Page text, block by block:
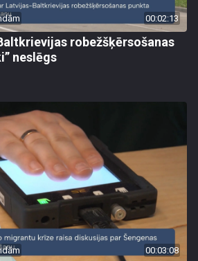
00:02:13
robežšķērsošanas
neslēgs
00:03:08